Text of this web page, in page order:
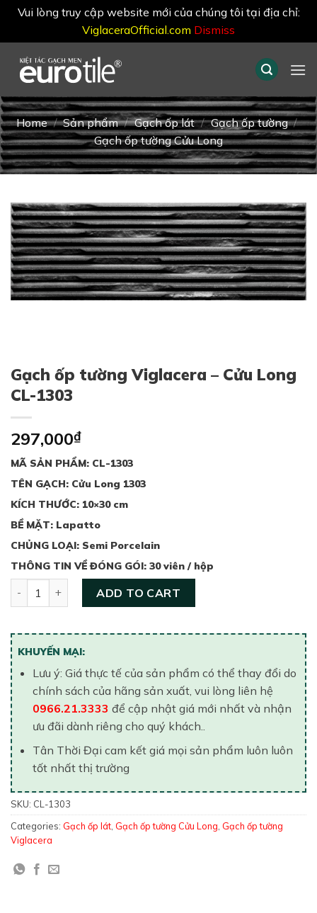
Vui lòng truy cập website mới của chúng tôi tại địa chỉ:
ViglaceraOfficial.com Dismiss
content
Home / Sản phẩm / Gạch ốp lát / Gạch ốp tường /
Gạch ốp tường Cửu Long
Gạch ốp tường Viglacera – Cửu Long
CL-1303
297,000₫
MÃ SẢN PHẨM: CL-1303
TÊN GẠCH: Cửu Long 1303
KÍCH THƯỚC: 10×30 cm
BỀ MẶT: Lapatto
CHỦNG LOẠI: Semi Porcelain
THÔNG TIN VỀ ĐÓNG GÓI: 30 viên / hộp
ADD TO CART
KHUYẾN MẠI:
Lưu ý: Giá thực tế của sản phẩm có thể thay đổi do
chính sách của hãng sản xuất, vui lòng liên hệ
0966.21.3333 để cập nhật giá mới nhất và nhận
ưu đãi dành riêng cho quý khách..
Tân Thời Đại cam kết giá mọi sản phẩm luôn luôn
tốt nhất thị trường
SKU: CL-1303
Categories: Gạch ốp lát Gạch ốp tường Cửu Long Gạch ốp tường
Viglacera